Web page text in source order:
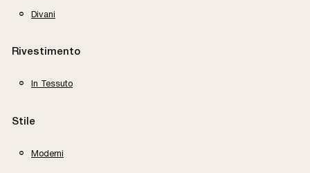
Divani
Rivestimento
In Tessuto
Stile
Moderni